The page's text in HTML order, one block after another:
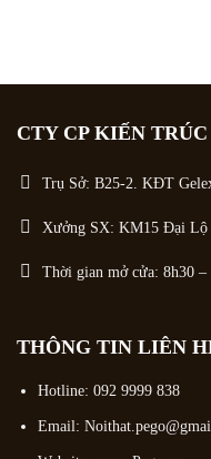
CTY CP KIẾN
Trụ Sở: B25-2. KĐT
Xưởng SX: KM15 Đại Lộ
Thời gian mở cửa: 8h30 –
THÔNG TIN LIÊN
Hotline: 092 9999 838
Email: